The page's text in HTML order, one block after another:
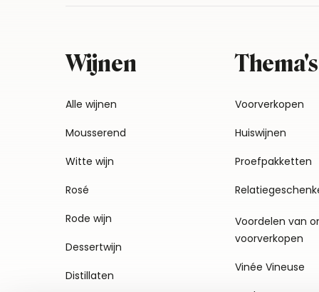
Wijnen
Alle wijnen
Mousserend
Witte wijn
Rosé
Rode wijn
Dessertwijn
Distillaten
Thema's
Voorverkopen
Huiswijnen
Proefpakketten
Voordelen van
voorverkopen
Vinée Vineuse